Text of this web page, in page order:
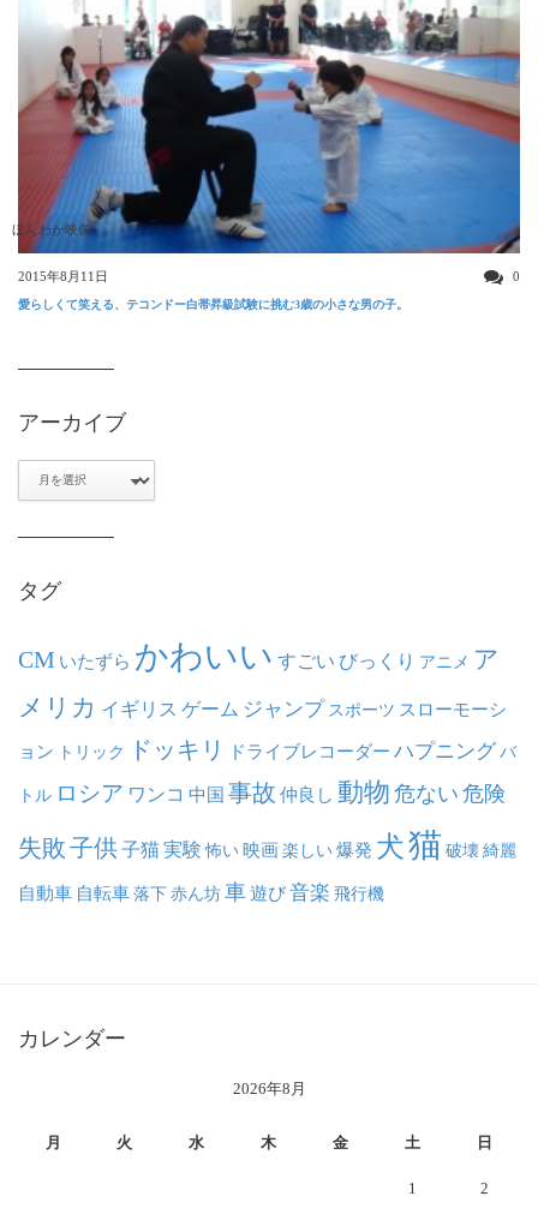
ほんわか映像
2015年8月11日 0
愛らしくて笑える、テコンドー白帯昇級試験に挑む3歳の小さな男の子。
アーカイブ
タグ
CM いたずら かわいい すごい びっくり アニメ ア
メリカ イギリス ゲーム ジャンプ スポーツ スローモーシ
ョン トリック ドッキリ ドライブレコーダー ハプニング バ
トル ロシア ワンコ 中国 事故 仲良し 動物 危ない 危険
失敗子供子猫実験 怖い映画楽しい爆発 犬猫 破壊綺麗
自動車 自転車落下赤ん坊車遊び音楽 飛行機
カレンダー
2026年8月
月 火 水 木 金 土 日
1 2